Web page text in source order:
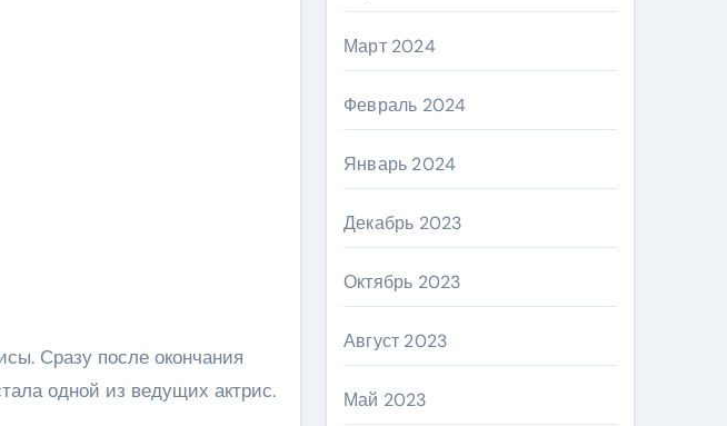
Сразу после окончания
одной из ведущих актрис.
Март 2024
Февраль 2024
Январь 2024
Декабрь 2023
Октябрь 2023
Август 2023
Май 2023